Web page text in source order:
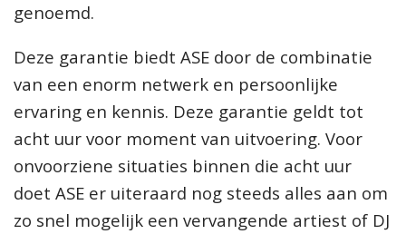
genoemd.
Deze garantie biedt ASE door de combinatie
van een enorm netwerk en persoonlijke
ervaring en kennis. Deze garantie geldt tot
acht uur voor moment van uitvoering. Voor
onvoorziene situaties binnen die acht uur
doet ASE er uiteraard nog steeds alles aan om
zo snel mogelijk een vervangende artiest of DJ